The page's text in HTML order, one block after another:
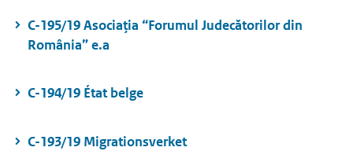
C-195/19 Asociaţia “Forumul Judecătorilor din
România” e.a
C-194/19 État belge
C-193/19 Migrationsverket